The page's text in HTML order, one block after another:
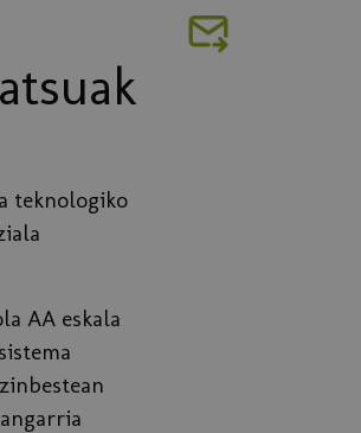
teknologiko
AA eskala